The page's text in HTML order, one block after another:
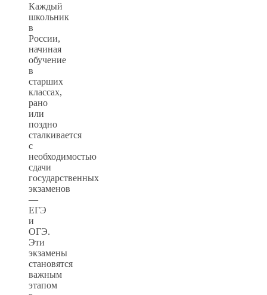
Каждый
школьник
в
России,
начиная
обучение
в
старших
классах,
рано
или
поздно
сталкивается
с
необходимостью
сдачи
государственных
экзаменов
—
ЕГЭ
и
ОГЭ.
Эти
экзамены
становятся
важным
этапом